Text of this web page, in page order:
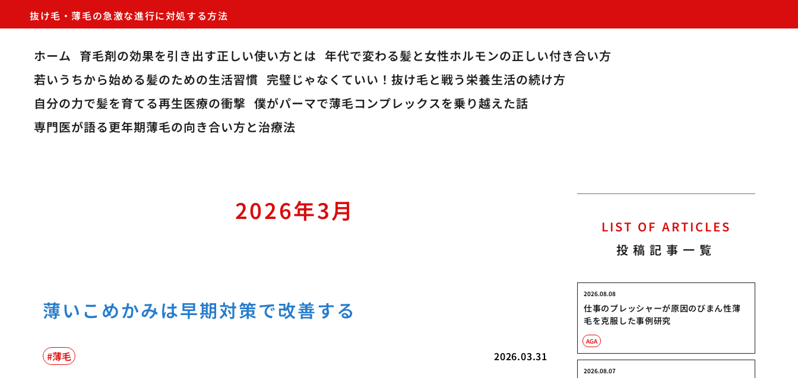
抜け毛・薄毛の急激な進行に対処する方法
ホーム 育毛剤の効果を引き出す正しい使い方とは 年代で変わる髪と女性ホルモンの正しい付き合い方
若いうちから始める髪のための生活習慣 完璧じゃなくていい！抜け毛と戦う栄養生活の続け方
自分の力で髪を育てる再生医療の衝撃 僕がパーマで薄毛コンプレックスを乗り越えた話
専門医が語る更年期薄毛の向き合い方と治療法
2026年3月
薄いこめかみは早期対策で改善する
2026.03.31
薄毛
LIST OF ARTICLES
投稿記事一覧
仕事のプレッシャーが原因のびまん性薄
毛を克服した事例研究
2026.08.08
AGA
2026.08.07